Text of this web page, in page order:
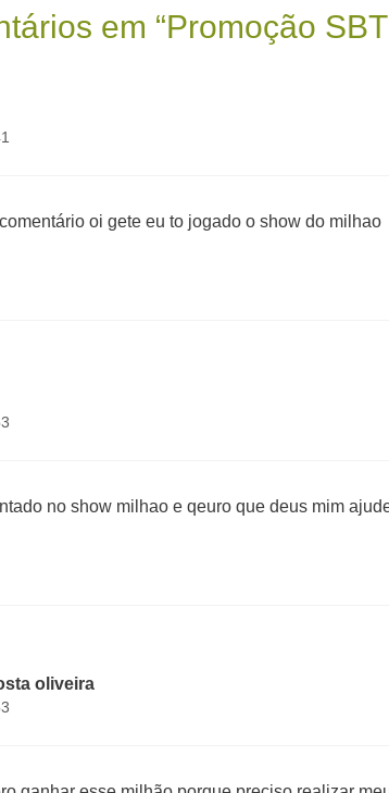
em “Promoção
oi gete eu to jogado o show do milhao
no show milhao e qeuro que deus mim
oliveira